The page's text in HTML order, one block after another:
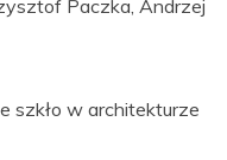
Paczka, Andrzej
szkło w architekturze